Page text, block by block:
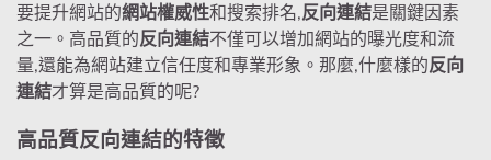
要提升網站的網站權威性和搜索排名,反向連結是關鍵因素
之一。高品質的反向連結不僅可以增加網站的曝光度和流
量,還能為網站建立信任度和專業形象。那麼,什麼樣的反向
連結才算是高品質的呢?
高品質反向連結的特徵